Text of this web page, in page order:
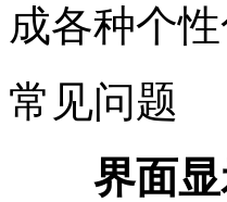
成各种个性
常见问题
界面显